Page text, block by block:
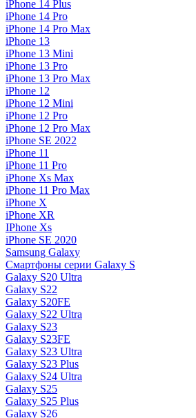
iPhone 14 Plus
iPhone 14 Pro
iPhone 14 Pro Max
iPhone 13
iPhone 13 Mini
iPhone 13 Pro
iPhone 13 Pro Max
iPhone 12
iPhone 12 Mini
iPhone 12 Pro
iPhone 12 Pro Max
iPhone SE 2022
iPhone 11
iPhone 11 Pro
iPhone Xs Max
iPhone 11 Pro Max
iPhone X
iPhone XR
IPhone Xs
iPhone SE 2020
Samsung Galaxy
Смартфоны серии Galaxy S
Galaxy S20 Ultra
Galaxy S22
Galaxy S20FE
Galaxy S22 Ultra
Galaxy S23
Galaxy S23FE
Galaxy S23 Ultra
Galaxy S23 Plus
Galaxy S24 Ultra
Galaxy S25
Galaxy S25 Plus
Galaxy S26